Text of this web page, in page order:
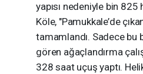
yapısı nedeniyle bin
Köle, "Pamukkale’de
tamamlandı. Sadece bu
gören ağaçlandırma
328 saat uçuş yaptı.